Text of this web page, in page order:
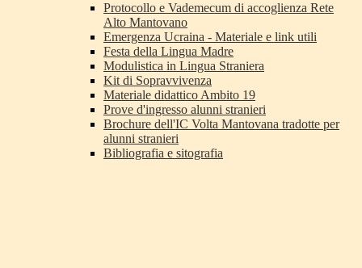
Protocollo e Vademecum di accoglienza Rete
Alto Mantovano
Emergenza Ucraina - Materiale e link utili
Festa della Lingua Madre
Modulistica in Lingua Straniera
Kit di Sopravvivenza
Materiale didattico Ambito 19
Prove d'ingresso alunni stranieri
Brochure dell'IC Volta Mantovana tradotte per
alunni stranieri
Bibliografia e sitografia